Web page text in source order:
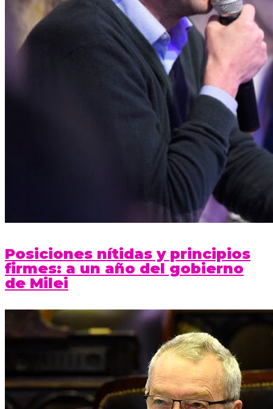
Posiciones nítidas y principios
firmes: a un año del gobierno
de Milei